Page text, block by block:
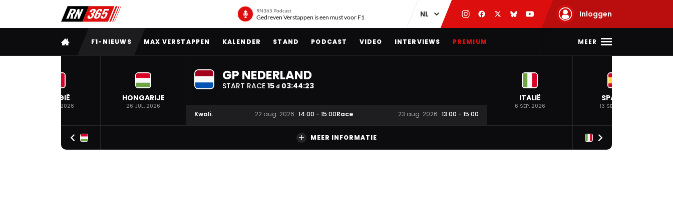
RN365 Podcast
Gedreven Verstappen is een must voor F1 Inloggen
VOLLEDIG MENU
F1-NIEUWS MAX VERSTAPPEN KALENDER STAND PODCAST VIDEO INTERVIEWS PREMIUM MEER
BELGIË
19 JUL. 2026
HONGARIJE
26 JUL. 2026
GP NEDERLAND
START RACE 15 d 03:44:22
Kwali. 22 aug. 2026 14:00 - 15:00Race 23 aug. 2026 13:00 - 15:00
ITALIË
6 SEP. 2026
SPANJE
13 SEP. 2026
MEER INFORMATIE